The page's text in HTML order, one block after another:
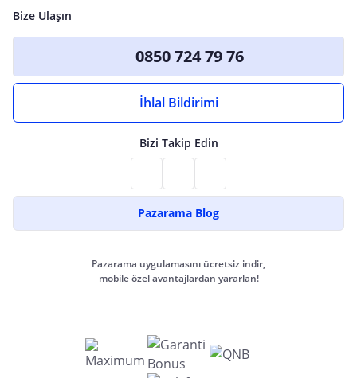
Bize Ulaşın
0850 724 79 76
İhlal Bildirimi
Bizi Takip Edin
Pazarama Blog
Pazarama uygulamasını ücretsiz indir,
mobile özel avantajlardan yararlan!